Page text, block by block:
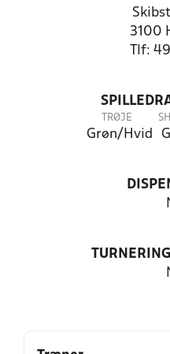
3100
Tlf:
TRØJE
Grøn/Hvid